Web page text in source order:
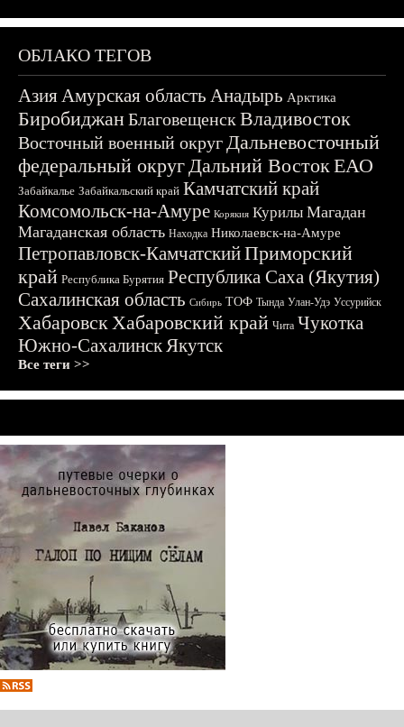
ОБЛАКО ТЕГОВ
АзияАмурская область Анадырь Арктика
БиробиджанБлаговещенскВладивосток
Восточный военный округДальневосточный
федеральный округДальний ВостокЕАО
Забайкалье Забайкальский край Камчатский край
Комсомольск-на-Амуре Корякия Курилы Магадан
Магаданская область Находка Николаевск-на-Амуре
Петропавловск-КамчатскийПриморский
край Республика Бурятия Республика Саха (Якутия)
Сахалинская область Сибирь ТОФ Тында Улан-Удэ Уссурийск
ХабаровскХабаровский край Чита Чукотка
Южно-СахалинскЯкутск
Все теги >>